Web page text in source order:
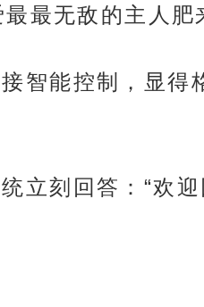
最无敌的主人肥
智能控制，显
立刻回答：“欢